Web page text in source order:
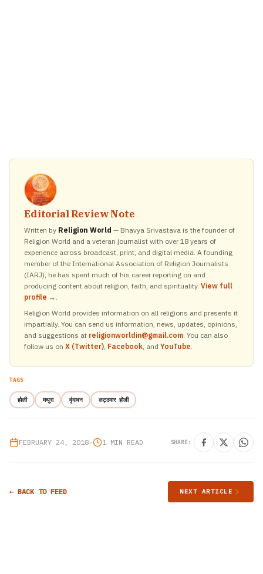
Editorial Review Note
Written by Religion World — Bhavya Srivastava is the founder of
Religion World and a veteran journalist with over 18 years of
experience across broadcast, print, and digital media. A founding
member of the International Association of Religion Journalists
(IARJ), he has spent much of his career reporting on and
producing content about religion, faith, and spirituality. View full
profile → .
Religion World provides information on all religions and presents it
impartially. You can send us information, news, updates, opinions,
and suggestions at religionworldin@gmail.com. You can also
follow us on X (Twitter), Facebook, and YouTube.
TAGS
होली मथुरा वृंदावन लट्ठमार होली
FEBRUARY 24, 2018• 1 MIN READ SHARE:
← BACK TO FEED NEXT ARTICLE